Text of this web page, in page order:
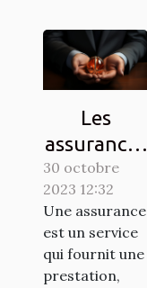
Les
assurances
à souscrire
en France :
lesquelles
sont
exigées ?
30 octobre
2023 12:32
Une assurance
est un service
qui fournit une
prestation,